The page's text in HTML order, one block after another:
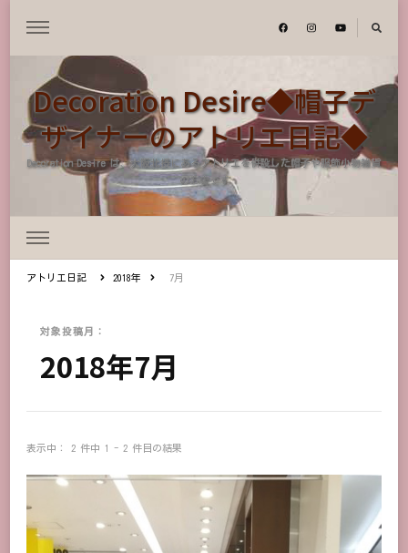
Decoration Desire◆帽子デ
ザイナーのアトリエ日記◆
Decoration Desire は、大阪北摂にあるアトリエを併設した帽子や服飾小物雑貨
のお店です
アトリエ日記 2018年 7月
対象投稿月：
2018年7月
表示中： 2 件中 1 - 2 件目の結果